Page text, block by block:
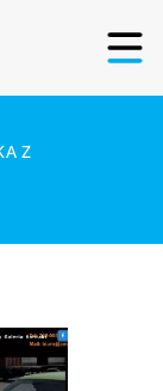
Z